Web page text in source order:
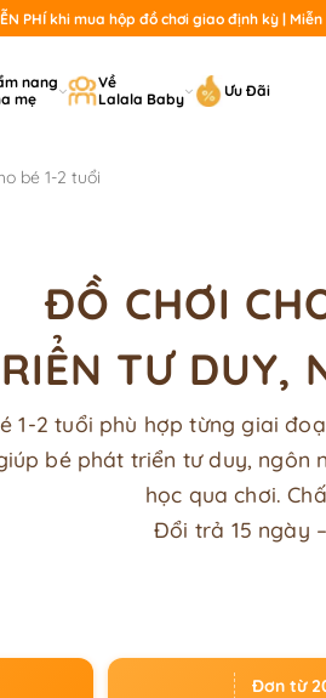
PHÍ khi mua hộp đồ chơi giao định kỳ |
nang
mẹ
Về
Lalala Baby
Ưu Đãi
bé 1-2 tuổi
ĐỒ CHƠI
TƯ DUY,
1-2 tuổi phù hợp từng giai
bé phát triển tư duy,
học qua chơi.
Đổi trả 15 ngày
Đơn từ